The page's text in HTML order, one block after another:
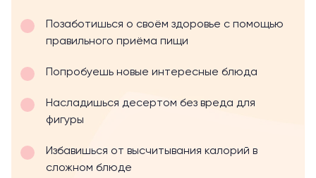
Позаботишься о своём здоровье с помощью
правильного приёма пищи
Попробуешь новые интересные блюда
Насладишься десертом без вреда для
фигуры
Избавишься от высчитывания калорий в
сложном блюде